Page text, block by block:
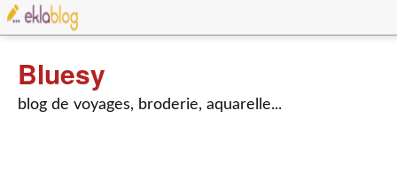
Bluesy
blog de voyages, broderie, aquarelle...